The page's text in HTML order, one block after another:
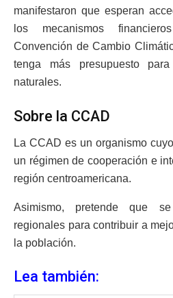
manifestaron que esperan
los mecanismos
Convención de Cambio
tenga más presupuesto
naturales.
Sobre la CCAD
La CCAD es un organismo
un régimen de cooperación e
región centroamericana.
Asimismo, pretende que
regionales para contribuir a
la población.
Lea también: